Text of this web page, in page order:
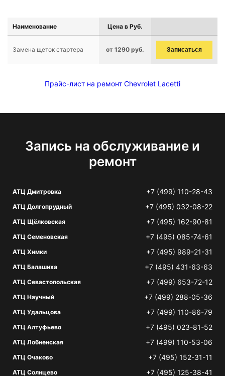
Наименование Цена в Руб.
Замена щеток стартера от 1290 руб. Записаться
Прайс-лист на ремонт Chevrolet Lacetti
Запись на обслуживание и
ремонт
АТЦ Дмитровка +7 (499) 110-28-43
АТЦ Долгопрудный +7 (495) 032-08-22
АТЦ Щёлковская +7 (495) 162-90-81
АТЦ Семеновская +7 (495) 085-74-61
АТЦ Химки +7 (495) 989-21-31
АТЦ Балашиха +7 (495) 431-63-63
АТЦ Севастопольская +7 (499) 653-72-12
АТЦ Научный +7 (499) 288-05-36
АТЦ Удальцова +7 (499) 110-86-79
АТЦ Алтуфьево +7 (495) 023-81-52
АТЦ Лобненская +7 (499) 110-53-06
АТЦ Очаково +7 (495) 152-31-11
АТЦ Солнцево +7 (495) 125-38-41